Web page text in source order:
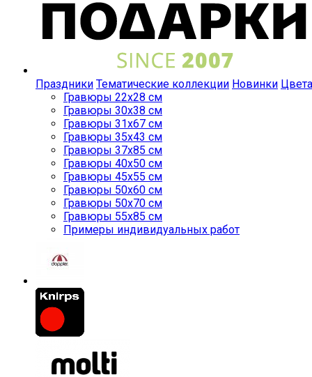
Праздники Тематические коллекции Новинки Цвета
Гравюры 22x28 см
Гравюры 30x38 см
Гравюры 31x67 см
Гравюры 35x43 см
Гравюры 37x85 см
Гравюры 40x50 см
Гравюры 45x55 см
Гравюры 50x60 см
Гравюры 50x70 см
Гравюры 55x85 см
Примеры индивидуальных работ